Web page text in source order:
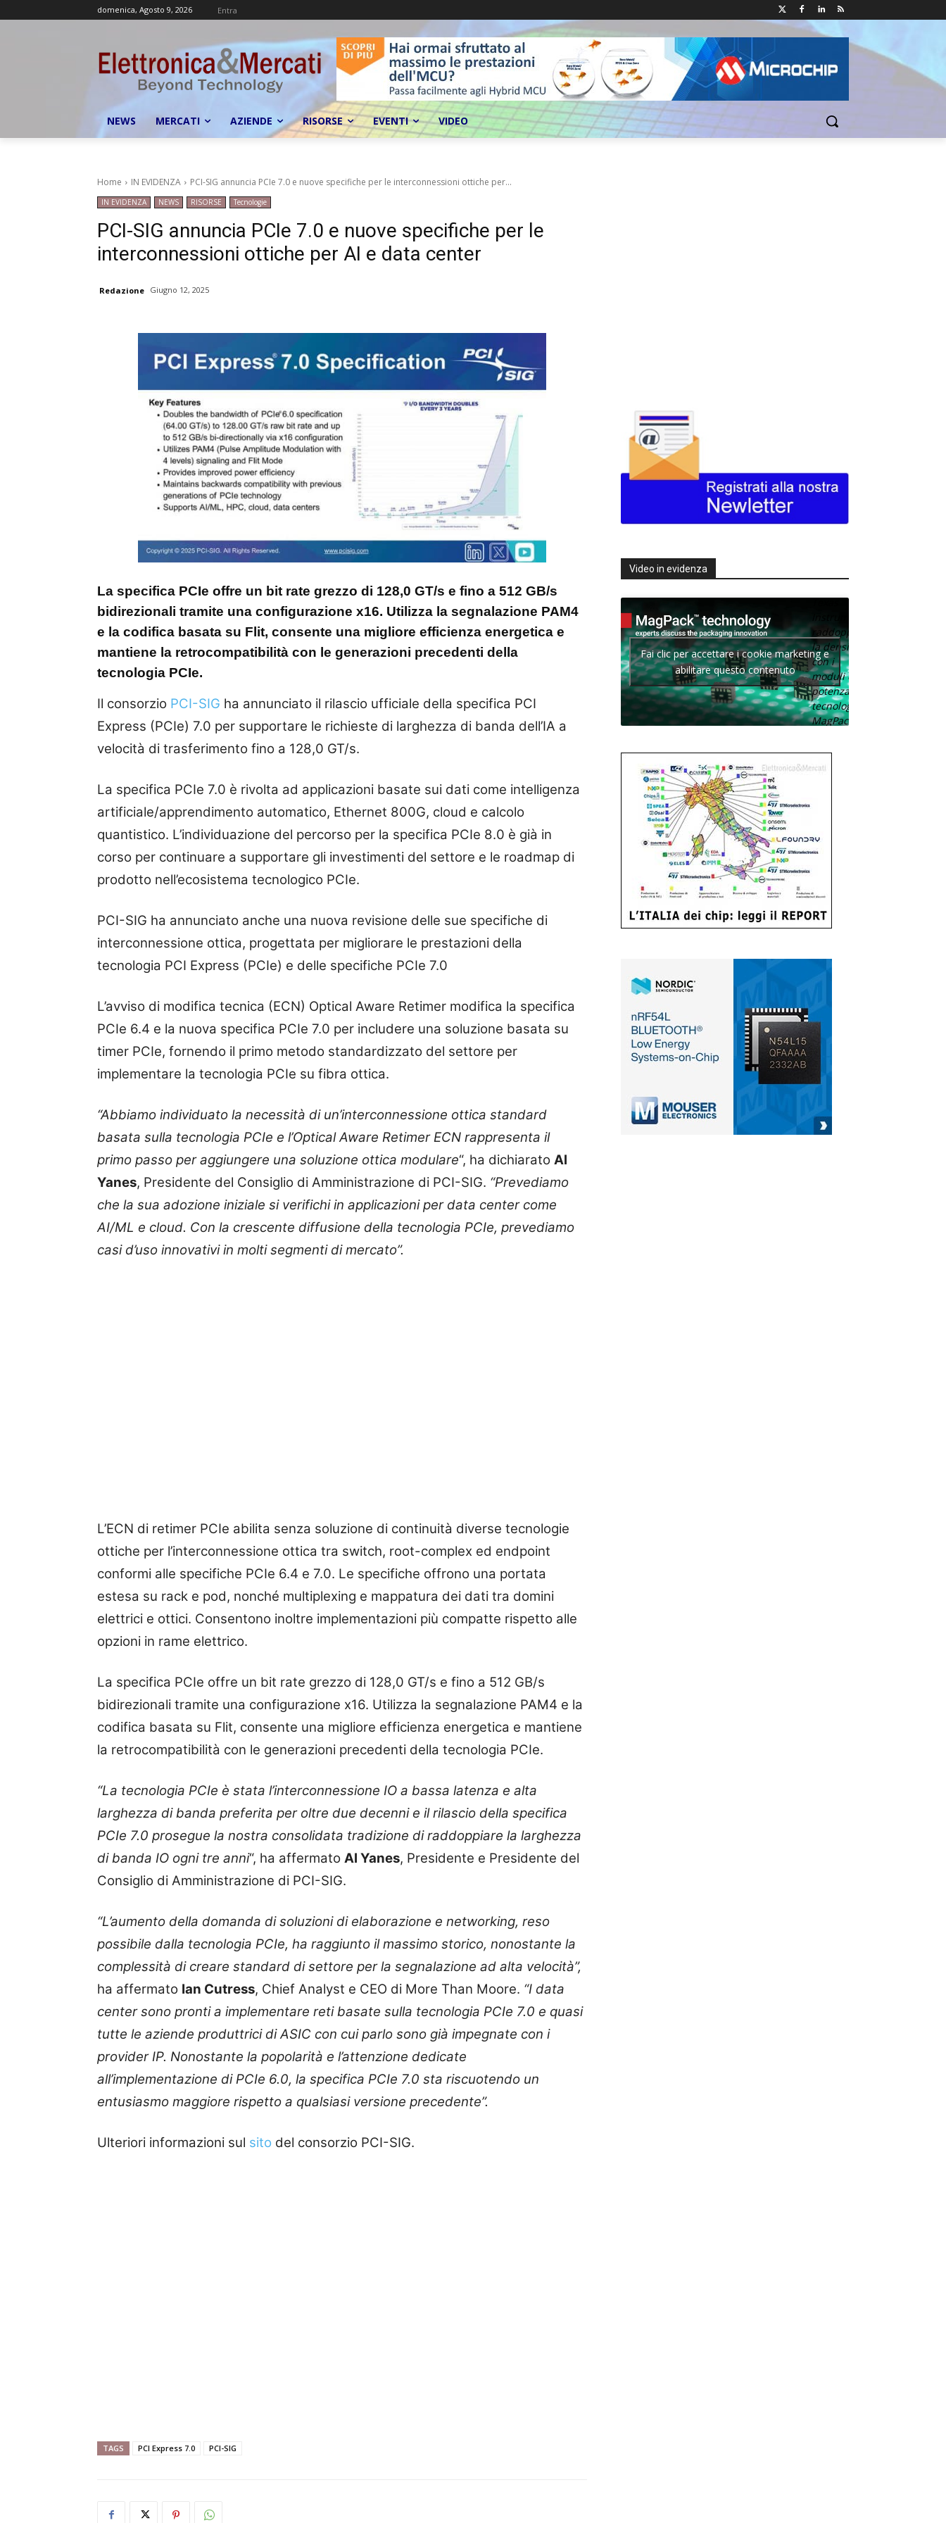
domenica, Agosto 9, 2026 Entra
NEWS MERCATI AZIENDE RISORSE EVENTI VIDEO
Home IN EVIDENZA PCI-SIG annuncia PCIe 7.0 e nuove specifiche per le interconnessioni ottiche per...
IN EVIDENZA NEWS RISORSE Tecnologie
PCI-SIG annuncia PCIe 7.0 e nuove specifiche per le
interconnessioni ottiche per AI e data center
Redazione Giugno 12, 2025
La specifica PCIe offre un bit rate grezzo di 128,0 GT/s e fino a 512 GB/s
bidirezionali tramite una configurazione x16. Utilizza la segnalazione PAM4
e la codifica basata su Flit, consente una migliore efficienza energetica e
mantiene la retrocompatibilità con le generazioni precedenti della
tecnologia PCIe.
Il consorzio PCI-SIG ha annunciato il rilascio ufficiale della specifica PCI
Express (PCIe) 7.0 per supportare le richieste di larghezza di banda dell’IA a
velocità di trasferimento fino a 128,0 GT/s.
La specifica PCIe 7.0 è rivolta ad applicazioni basate sui dati come intelligenza
artificiale/apprendimento automatico, Ethernet 800G, cloud e calcolo
quantistico. L’individuazione del percorso per la specifica PCIe 8.0 è già in
corso per continuare a supportare gli investimenti del settore e le roadmap di
prodotto nell’ecosistema tecnologico PCIe.
PCI-SIG ha annunciato anche una nuova revisione delle sue specifiche di
interconnessione ottica, progettata per migliorare le prestazioni della
tecnologia PCI Express (PCIe) e delle specifiche PCIe 7.0
L’avviso di modifica tecnica (ECN) Optical Aware Retimer modifica la specifica
PCIe 6.4 e la nuova specifica PCIe 7.0 per includere una soluzione basata su
timer PCIe, fornendo il primo metodo standardizzato del settore per
implementare la tecnologia PCIe su fibra ottica.
“Abbiamo individuato la necessità di un’interconnessione ottica standard
basata sulla tecnologia PCIe e l’Optical Aware Retimer ECN rappresenta il
primo passo per aggiungere una soluzione ottica modulare“, ha dichiarato Al
Yanes, Presidente del Consiglio di Amministrazione di PCI-SIG. “Prevediamo
che la sua adozione iniziale si verifichi in applicazioni per data center come
AI/ML e cloud. Con la crescente diffusione della tecnologia PCIe, prevediamo
casi d’uso innovativi in molti segmenti di mercato”.
L’ECN di retimer PCIe abilita senza soluzione di continuità diverse tecnologie
ottiche per l’interconnessione ottica tra switch, root-complex ed endpoint
conformi alle specifiche PCIe 6.4 e 7.0. Le specifiche offrono una portata
estesa su rack e pod, nonché multiplexing e mappatura dei dati tra domini
elettrici e ottici. Consentono inoltre implementazioni più compatte rispetto alle
opzioni in rame elettrico.
La specifica PCIe offre un bit rate grezzo di 128,0 GT/s e fino a 512 GB/s
bidirezionali tramite una configurazione x16. Utilizza la segnalazione PAM4 e la
codifica basata su Flit, consente una migliore efficienza energetica e mantiene
la retrocompatibilità con le generazioni precedenti della tecnologia PCIe.
“La tecnologia PCIe è stata l’interconnessione IO a bassa latenza e alta
larghezza di banda preferita per oltre due decenni e il rilascio della specifica
PCIe 7.0 prosegue la nostra consolidata tradizione di raddoppiare la larghezza
di banda IO ogni tre anni“, ha affermato Al Yanes, Presidente e Presidente del
Consiglio di Amministrazione di PCI-SIG.
“L’aumento della domanda di soluzioni di elaborazione e networking, reso
possibile dalla tecnologia PCIe, ha raggiunto il massimo storico, nonostante la
complessità di creare standard di settore per la segnalazione ad alta velocità”,
ha affermato Ian Cutress, Chief Analyst e CEO di More Than Moore. “I data
center sono pronti a implementare reti basate sulla tecnologia PCIe 7.0 e quasi
tutte le aziende produttrici di ASIC con cui parlo sono già impegnate con i
provider IP. Nonostante la popolarità e l’attenzione dedicate
all’implementazione di PCIe 6.0, la specifica PCIe 7.0 sta riscuotendo un
entusiasmo maggiore rispetto a qualsiasi versione precedente”.
Ulteriori informazioni sul sito del consorzio PCI-SIG.
TAGS PCI Express 7.0 PCI-SIG
Video in evidenza
Texas
raddoppia
la densità
con i
moduli di
potenza con
tecnologia
MagPack.
Fai clic per accettare i cookie marketing e
abilitare questo contenuto